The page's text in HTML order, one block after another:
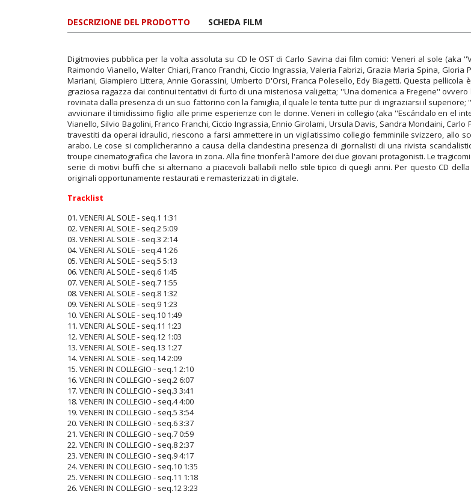
DESCRIZIONE DEL PRODOTTO SCHEDA FILM
Digitmovies pubblica per la volta assoluta su CD le OST di Carlo Savina dai film comici: Veneri al sole
Raimondo Vianello, Walter Chiari, Franco Franchi, Ciccio Ingrassia, Valeria Fabrizi, Grazia Maria Spina,
Mariani, Giampiero Littera, Annie Gorassini, Umberto D'Orsi, Franca Polesello, Edy Biagetti. Questa
graziosa ragazza dai continui tentativi di furto di una misteriosa valigetta; ''Una domenica a Fregene''
rovinata dalla presenza di un suo fattorino con la famiglia, il quale le tenta tutte pur di ingraziarsi il
avvicinare il timidissimo figlio alle prime esperienze con le donne. Veneri in collegio (aka ''Escándalo en el
Vianello, Silvio Bagolini, Franco Franchi, Ciccio Ingrassia, Ennio Girolami, Ursula Davis, Sandra Mondaini,
travestiti da operai idraulici, riescono a farsi ammettere in un vigilatissimo collegio femminile svizzero, allo
arabo. Le cose si complicheranno a causa della clandestina presenza di giornalisti di una rivista
troupe cinematografica che lavora in zona. Alla fine trionferà l'amore dei due giovani protagonisti. Le
serie di motivi buffi che si alternano a piacevoli ballabili nello stile tipico di quegli anni. Per questo CD
originali opportunamente restaurati e remasterizzati in digitale.
Tracklist
01. VENERI AL SOLE - seq.1 1:31
02. VENERI AL SOLE - seq.2 5:09
03. VENERI AL SOLE - seq.3 2:14
04. VENERI AL SOLE - seq.4 1:26
05. VENERI AL SOLE - seq.5 5:13
06. VENERI AL SOLE - seq.6 1:45
07. VENERI AL SOLE - seq.7 1:55
08. VENERI AL SOLE - seq.8 1:32
09. VENERI AL SOLE - seq.9 1:23
10. VENERI AL SOLE - seq.10 1:49
11. VENERI AL SOLE - seq.11 1:23
12. VENERI AL SOLE - seq.12 1:03
13. VENERI AL SOLE - seq.13 1:27
14. VENERI AL SOLE - seq.14 2:09
15. VENERI IN COLLEGIO - seq.1 2:10
16. VENERI IN COLLEGIO - seq.2 6:07
17. VENERI IN COLLEGIO - seq.3 3:41
18. VENERI IN COLLEGIO - seq.4 4:00
19. VENERI IN COLLEGIO - seq.5 3:54
20. VENERI IN COLLEGIO - seq.6 3:37
21. VENERI IN COLLEGIO - seq.7 0:59
22. VENERI IN COLLEGIO - seq.8 2:37
23. VENERI IN COLLEGIO - seq.9 4:17
24. VENERI IN COLLEGIO - seq.10 1:35
25. VENERI IN COLLEGIO - seq.11 1:18
26. VENERI IN COLLEGIO - seq.12 3:23